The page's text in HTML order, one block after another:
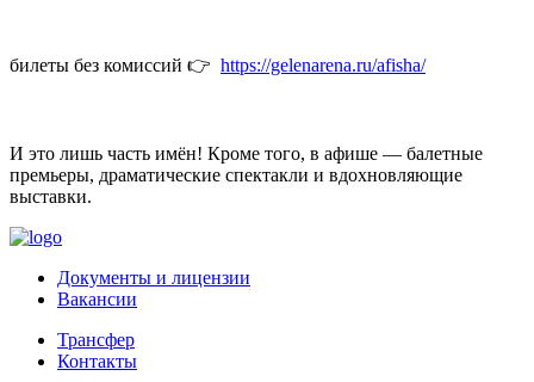
билеты без комиссий 👉 https://gelenarena.ru/afisha/
И это лишь часть имён! Кроме того, в афише — балетные
премьеры, драматические спектакли и вдохновляющие
выставки.
Документы и лицензии
Вакансии
Трансфер
Контакты